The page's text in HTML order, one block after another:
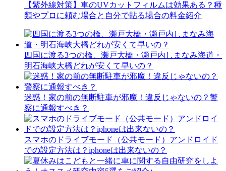
【紫外線対策】車のUVカットフィルムは効果ある？種
類やプロに頼む場合と自分で貼る場合の料金紹介
四国に渡る3つの橋、瀬戸大橋・瀬戸内しまなみ海道・
明石海峡大橋どれが安くて早いの？
迷惑！家の前の無断駐車が邪魔！違反じゃないの？警
察に通報すべき？
スマホのドライブモード（公共モード）アンドロイド
での設定方法は？iphoneは出来ないの？